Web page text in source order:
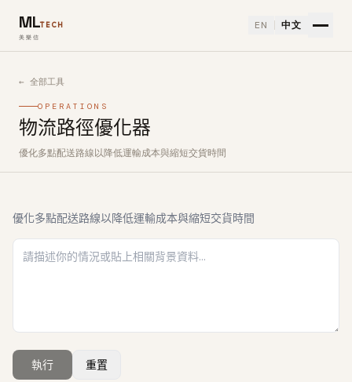
MLTECH
美樂信
EN 中文
← 全部工具
OPERATIONS
物流路徑優化器
如何使用物流路徑優化器免費 AI 工具
優化多點配送路線以降低運輸成本與縮短交貨時間
優化多點配送路線以降低運輸成本與縮短交貨時間
執行 重置